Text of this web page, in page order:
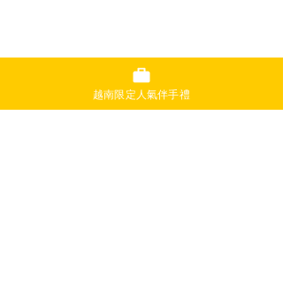
Q1: 從第一郡到第二郡需要多久時間？
越南限定人氣伴手禮